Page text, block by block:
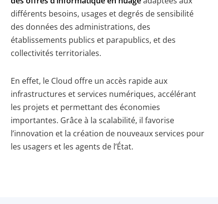
différents besoins, usages et degrés de sensibilité
des données des administrations, des
établissements publics et parapublics, et des
collectivités territoriales.
En effet, le Cloud offre un accès rapide aux
infrastructures et services numériques, accélérant
les projets et permettant des économies
importantes. Grâce à la scalabilité, il favorise
l’innovation et la création de nouveaux services pour
les usagers et les agents de l’État.